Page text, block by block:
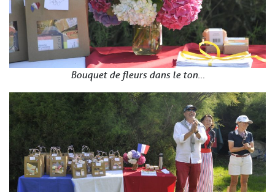
Bouquet de fleurs dans le ton…